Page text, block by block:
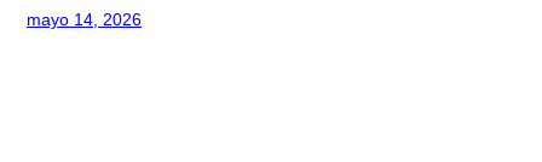
mayo 14, 2026